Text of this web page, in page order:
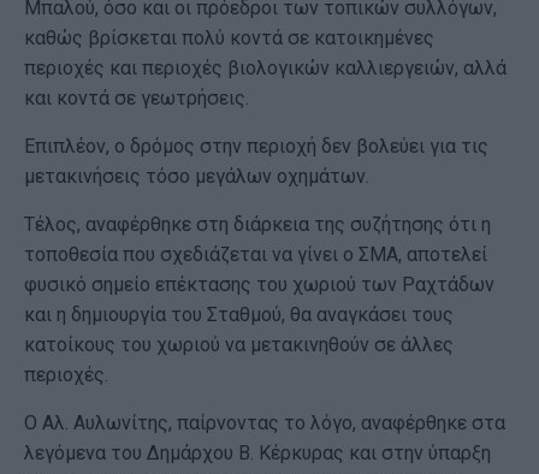
Μπαλού, όσο και οι πρόεδροι των τοπικών συλλόγων,
καθώς βρίσκεται πολύ κοντά σε κατοικημένες
περιοχές και περιοχές βιολογικών καλλιεργειών, αλλά
και κοντά σε γεωτρήσεις.
Επιπλέον, ο δρόμος στην περιοχή δεν βολεύει για τις
μετακινήσεις τόσο μεγάλων οχημάτων.
Τέλος, αναφέρθηκε στη διάρκεια της συζήτησης ότι η
τοποθεσία που σχεδιάζεται να γίνει ο ΣΜΑ, αποτελεί
φυσικό σημείο επέκτασης του χωριού των Ραχτάδων
και η δημιουργία του Σταθμού, θα αναγκάσει τους
κατοίκους του χωριού να μετακινηθούν σε άλλες
περιοχές.
Ο Αλ. Αυλωνίτης, παίρνοντας το λόγο, αναφέρθηκε στα
λεγόμενα του Δημάρχου Β. Κέρκυρας και στην ύπαρξη